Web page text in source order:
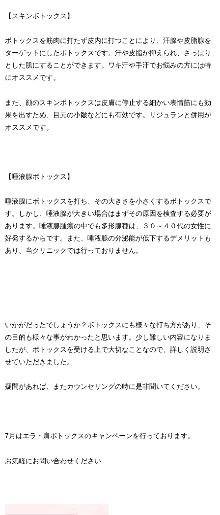
【スキンボトックス】
ボトックスを筋肉に打たず皮内に打つことにより、汗腺や皮脂腺を
ターゲットにしたボトックスです。汗や皮脂が抑えられ、さっぱり
とした肌にすることができます。ワキ汗や手汗でお悩みの方には特
にオススメです。
また、顔のスキンボトックスは皮膚に停止する細かい表情筋にも効
果を出すため、目元の小皺などにも有効です。リジュランと併用が
オススメです。
【唾液腺ボトックス】
唾液腺にボトックスを打ち、その大きさを小さくするボトックスで
す。しかし、唾液腺が大きい場合はまずその原因を検査する必要が
あります。唾液腺腫瘍の中でも多形腺種は、３０～４０代の女性に
好発するからです。また、唾液腺の分泌能が低下するデメリットも
あり、当クリニックでは行っておりません。
いかがだったでしょうか？ボトックスにも様々な打ち方があり、そ
の目的も様々な事がわかったと思います。少し難しい内容になりま
したが、ボトックスを受ける上で大切なことなので、詳しく説明さ
せていただきました。
疑問があれば、またカウンセリングの時に是非聞いてください。
7月はエラ・肩ボトックスのキャンペーンを行っております。
お気軽にお問い合わせください